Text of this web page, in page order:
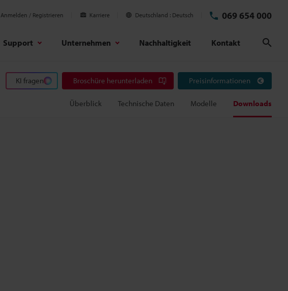
Anmelden / Registrieren Karriere Deutschland Deutsch 069 654 000
Support Unternehmen Nachhaltigkeit Kontakt
KI fragen Broschüre herunterladen Preisinformationen
Überblick Technische Daten Modelle Downloads